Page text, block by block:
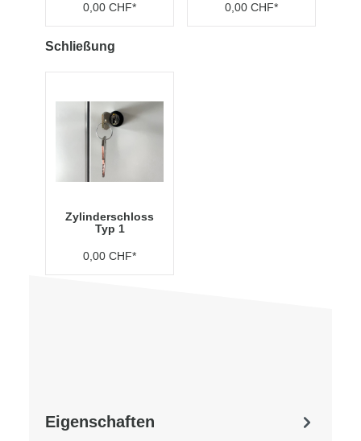
0,00 CHF* 0,00 CHF*
Schließung
Zylinderschloss
Typ 1
0,00 CHF*
Eigenschaften